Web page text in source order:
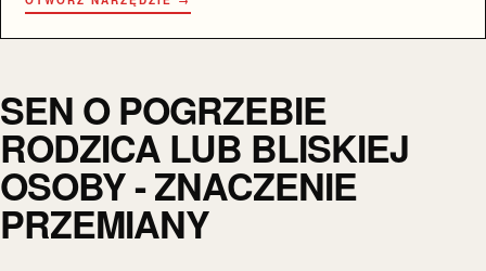
SEN O POGRZEBIE
RODZICA LUB BLISKIEJ
OSOBY - ZNACZENIE
PRZEMIANY